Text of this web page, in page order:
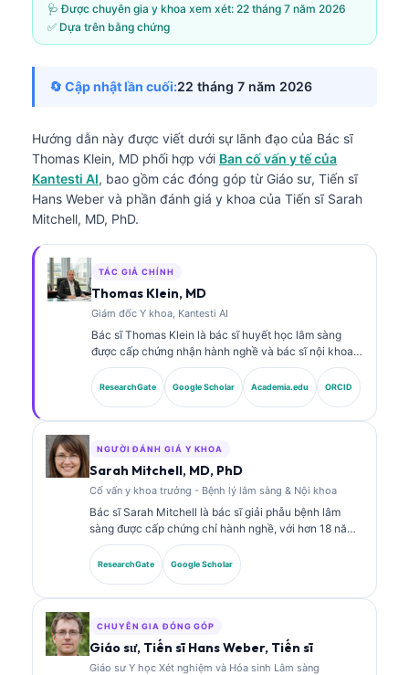
🩺 Được chuyên gia y khoa xem xét: 22 tháng 7 năm 2026
✅ Dựa trên bằng chứng
🔄 Cập nhật lần cuối:22 tháng 7 năm 2026
Hướng dẫn này được viết dưới sự lãnh đạo của Bác sĩ
Thomas Klein, MD phối hợp với Ban cố vấn y tế của
Kantesti AI, bao gồm các đóng góp từ Giáo sư, Tiến sĩ
Hans Weber và phần đánh giá y khoa của Tiến sĩ Sarah
Mitchell, MD, PhD.
TÁC GIẢ CHÍNH
Thomas Klein, MD
Giám đốc Y khoa, Kantesti AI
Bác sĩ Thomas Klein là bác sĩ huyết học lâm sàng
được cấp chứng nhận hành nghề và bác sĩ nội khoa,
với hơn 15 năm kinh nghiệm trong lĩnh vực y học xét
nghiệm và phân tích lâm sàng có hỗ trợ bởi AI. Với vai
trò Giám đốc Y khoa (Chief Medical Officer) tại
Bác sĩ Klein đã công bố nhiều bài viết về diễn giải
dấu ấn sinh học và chẩn đoán xét nghiệm trong các
ResearchGate Google Scholar Academia.edu ORCID
NGƯỜI ĐÁNH GIÁ Y KHOA
Sarah Mitchell, MD, PhD
Cố vấn y khoa trưởng - Bệnh lý lâm sàng & Nội khoa
Bác sĩ Sarah Mitchell là bác sĩ giải phẫu bệnh lâm
sàng được cấp chứng chỉ hành nghề, với hơn 18 năm
kinh nghiệm trong y học xét nghiệm và phân tích
chẩn đoán. Bà có các chứng chỉ chuyên sâu về hóa
sinh lâm sàng và đã công bố rộng rãi về các bảng dấu
ResearchGate Google Scholar
CHUYÊN GIA ĐÓNG GÓP
Giáo sư, Tiến sĩ Hans Weber, Tiến sĩ
Giáo sư Y học Xét nghiệm và Hóa sinh Lâm sàng